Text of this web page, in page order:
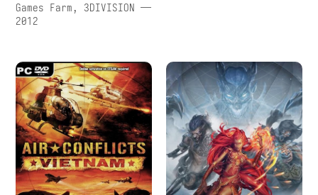
Games Farm, 3DIVISION —
2012